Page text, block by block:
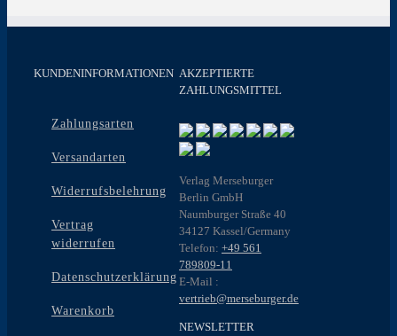
KUNDENINFORMATIONEN
Zahlungsarten
Versandarten
Widerrufsbelehrung
Vertrag
widerrufen
Datenschutzerklärung
Warenkorb
AKZEPTIERTE
ZAHLUNGSMITTEL
Verlag Merseburger
Berlin GmbH
Naumburger Straße 40
34127 Kassel/Germany
Telefon: +49 561
789809-11
E-Mail :
vertrieb@merseburger.de
NEWSLETTER